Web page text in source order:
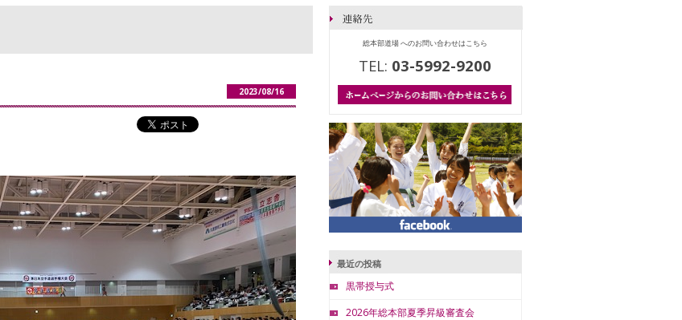
2023/08/16
総本部道場 へのお問い合わせはこちら
TEL: 03-5992-9200
最近の投稿
黒帯授与式
2026年総本部夏季昇級審査会